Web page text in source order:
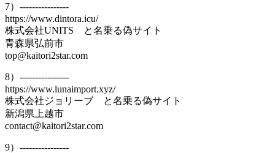
7）----------------
https://www.dintora.icu/
株式会社UNITS と名乗る偽サイト
青森県弘前市
top@kaitori2star.com
8）----------------
https://www.lunaimport.xyz/
株式会社ジョリーブ と名乗る偽サイト
新潟県上越市
contact@kaitori2star.com
9）----------------